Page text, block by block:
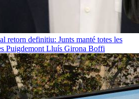
retorn definitiu: Junts manté totes les
Puigdemont Lluís Girona Boffi